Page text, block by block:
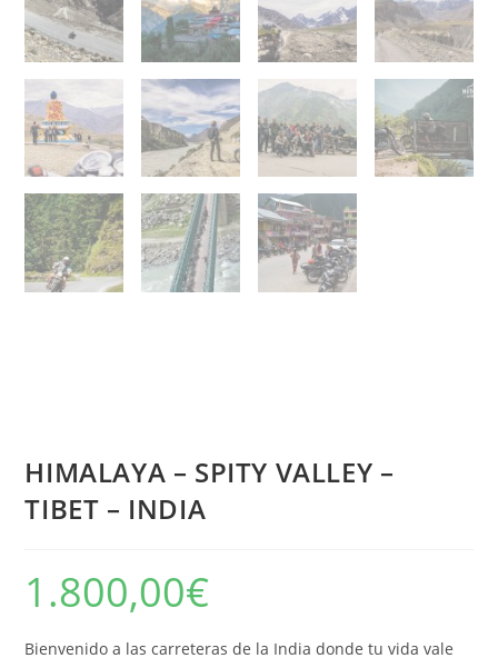
HIMALAYA – SPITY VALLEY –
TIBET – INDIA
1.800,00€
Bienvenido a las carreteras de la India donde tu vida vale